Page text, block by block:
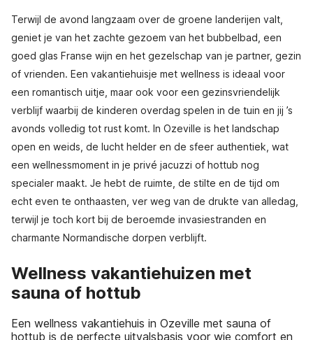
Terwijl de avond langzaam over de groene landerijen valt,
geniet je van het zachte gezoem van het bubbelbad, een
goed glas Franse wijn en het gezelschap van je partner, gezin
of vrienden. Een vakantiehuisje met wellness is ideaal voor
een romantisch uitje, maar ook voor een gezinsvriendelijk
verblijf waarbij de kinderen overdag spelen in de tuin en jij ’s
avonds volledig tot rust komt. In Ozeville is het landschap
open en weids, de lucht helder en de sfeer authentiek, wat
een wellnessmoment in je privé jacuzzi of hottub nog
specialer maakt. Je hebt de ruimte, de stilte en de tijd om
echt even te onthaasten, ver weg van de drukte van alledag,
terwijl je toch kort bij de beroemde invasiestranden en
charmante Normandische dorpen verblijft.
Wellness vakantiehuizen met
sauna of hottub
Een wellness vakantiehuis in Ozeville met sauna of
hottub is de perfecte uitvalsbasis voor wie comfort en